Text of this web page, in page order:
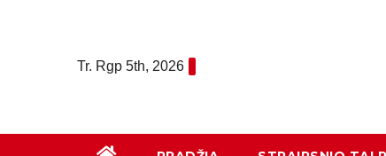
Tr. Rgp 5th, 2026